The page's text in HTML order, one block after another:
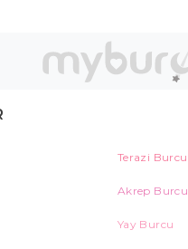
Terazi Burcu
Akrep Burcu
Yay Burcu